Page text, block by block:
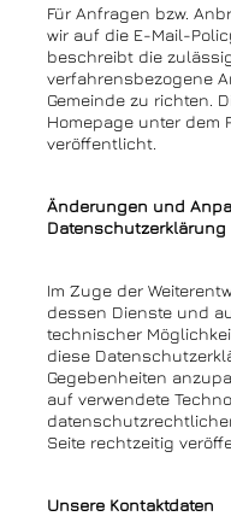
Für Anfragen bzw.
wir auf die E-Mail-
beschreibt die
verfahrensbezogene
Gemeinde zu richten.
Homepage unter dem
veröffentlicht.
Änderungen und
Datenschutzerklärung
Im Zuge der
dessen Dienste und
technischer
diese
Gegebenheiten
auf verwendete
Seite rechtzeitig
Unsere Kontaktdaten